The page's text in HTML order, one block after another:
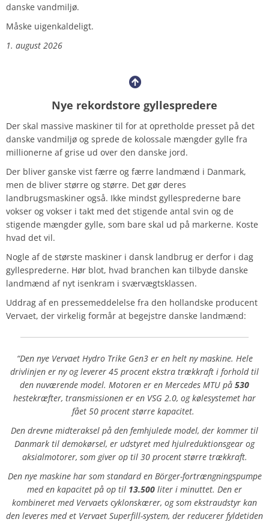
danske vandmiljø.
Måske uigenkaldeligt.
1. august 2026
Nye rekordstore gyllespredere
Der skal massive maskiner til for at opretholde presset på det
danske vandmiljø og sprede de kolossale mængder gylle fra
millionerne af grise ud over den danske jord.
Der bliver ganske vist færre og færre landmænd i Danmark,
men de bliver større og større. Det gør deres
landbrugsmaskiner også. Ikke mindst gyllesprederne bare
vokser og vokser i takt med det stigende antal svin og de
stigende mængder gylle, som bare skal ud på markerne. Koste
hvad det vil.
Nogle af de største maskiner i dansk landbrug er derfor i dag
gyllesprederne. Hør blot, hvad branchen kan tilbyde danske
landmænd af nyt isenkram i sværvægtsklassen.
Uddrag af en pressemeddelelse fra den hollandske producent
Vervaet, der virkelig formår at begejstre danske landmænd:
“Den nye Vervaet Hydro Trike Gen3 er en helt ny maskine. Hele
drivlinjen er ny og leverer 45 procent ekstra trækkraft i forhold til
den nuværende model. Motoren er en Mercedes MTU på 530
hestekræfter, transmissionen er en VSG 2.0, og kølesystemet har
fået 50 procent større kapacitet.
Den drevne midteraksel på den femhjulede model, der kommer til
Danmark til demokørsel, er udstyret med hjulreduktionsgear og
aksialmotorer, som giver op til 30 procent større trækkraft.
Den nye maskine har som standard en Börger-fortrængningspumpe
med en kapacitet på op til 13.500 liter i minuttet. Den er
kombineret med Vervaets cyklonskærer, og som ekstraudstyr kan
den leveres med et Vervaet Superfill-system, der reducerer fyldetiden